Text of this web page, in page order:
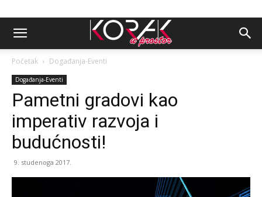
Početak Događanja-Eventi
Događanja-Eventi
Pametni gradovi kao
imperativ razvoja i
budućnosti!
9. studenoga 2017.